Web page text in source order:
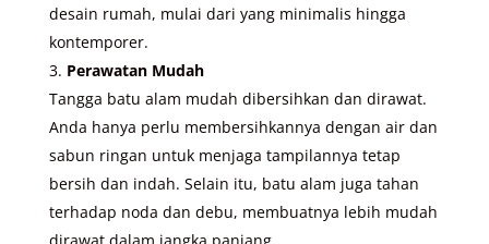
desain rumah, mulai dari yang minimalis hingga
kontemporer.
Perawatan Mudah
Tangga batu alam mudah dibersihkan dan dirawat.
Anda hanya perlu membersihkannya dengan air dan
sabun ringan untuk menjaga tampilannya tetap
bersih dan indah. Selain itu, batu alam juga tahan
terhadap noda dan debu, membuatnya lebih mudah